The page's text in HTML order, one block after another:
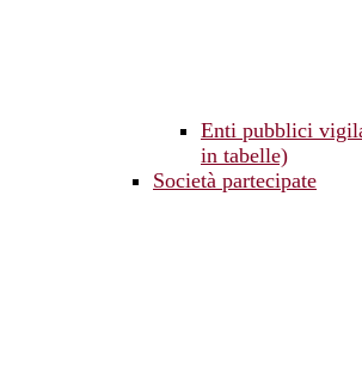
Enti pubblici
in tabelle)
Società partecipate